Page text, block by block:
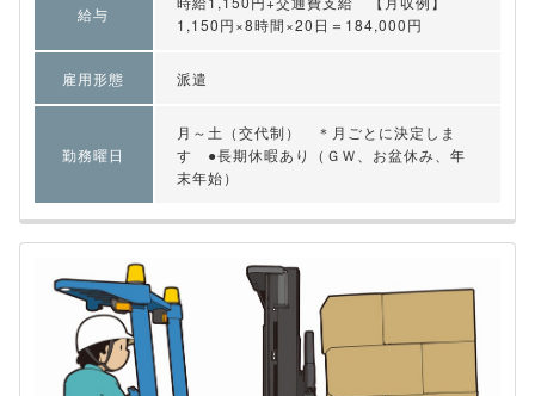
給与
1,150円×8時間×20日＝184,000円
雇用形態 派遣
勤務曜日
月～土（交代制） ＊月ごとに決定しま
す ●長期休暇あり（ＧＷ、お盆休み、年
末年始）